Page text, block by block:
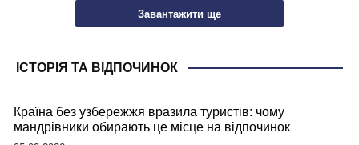
Завантажити ще
ІСТОРІЯ ТА ВІДПОЧИНОК
Країна без узбережжя вразила туристів: чому
мандрівники обирають це місце на відпочинок